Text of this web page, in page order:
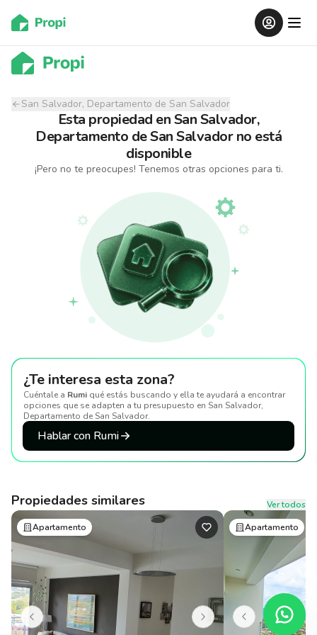
San Salvador, Departamento de San Salvador
Esta propiedad enSan Salvador,
Departamento de San Salvador no está
disponible
¡Pero no te preocupes! Tenemos otras opciones para ti.
¿Te interesa esta zona?
Cuéntale a Rumi qué estás buscando y ella te ayudará a encontrar
opciones que se adapten a tu presupuesto en San Salvador,
Departamento de San Salvador.
Hablar con Rumi
Propiedades similares
Ver todos
Apartamento
Apartamento